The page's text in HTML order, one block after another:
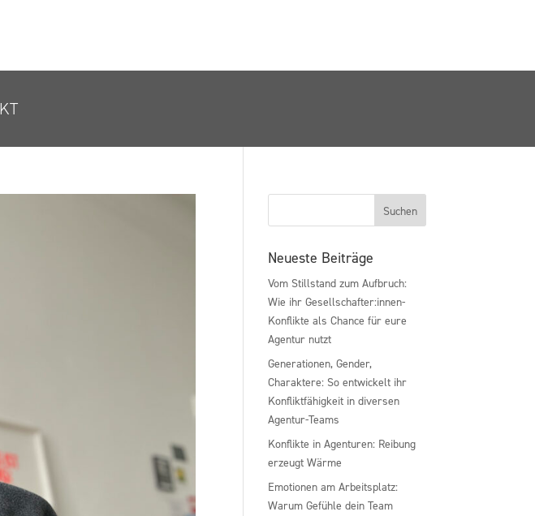
Neueste Beiträge
Vom Stillstand zum Aufbruch:
Wie ihr Gesellschafter:innen-
Konflikte als Chance für eure
Agentur nutzt
Generationen, Gender,
Charaktere: So entwickelt ihr
Konfliktfähigkeit in diversen
Agentur-Teams
Konflikte in Agenturen: Reibung
erzeugt Wärme
Emotionen am Arbeitsplatz:
Warum Gefühle dein Team